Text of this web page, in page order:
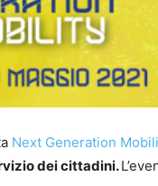
Next Generation
dei cittadini.